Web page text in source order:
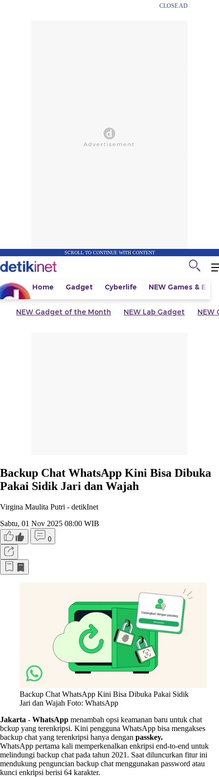
CLOSE AD
SCROLL TO CONTINUE WITH CONTENT
Home Gadget Cyberlife NEW Games &
NEW Gadget of the Month NEW Lab Gadget NEW
Backup Chat WhatsApp Kini Bisa Dibuka
Pakai Sidik Jari dan Wajah
Virgina Maulita Putri - detikInet
Sabtu, 01 Nov 2025 08:00 WIB
0
Backup Chat WhatsApp Kini Bisa Dibuka Pakai Sidik
Jari dan Wajah Foto: WhatsApp
Jakarta - WhatsApp menambah opsi keamanan baru untuk chat
bckup yang terenkripsi. Kini pengguna WhatsApp bisa mengakses
backup chat yang terenkripsi hanya dengan passkey.
WhatsApp pertama kali memperkenalkan enkripsi end-to-end untuk
melindungi backup chat pada tahun 2021. Saat diluncurkan fitur ini
mendukung penguncian backup chat menggunakan password atau
kunci enkripsi berisi 64 karakter.